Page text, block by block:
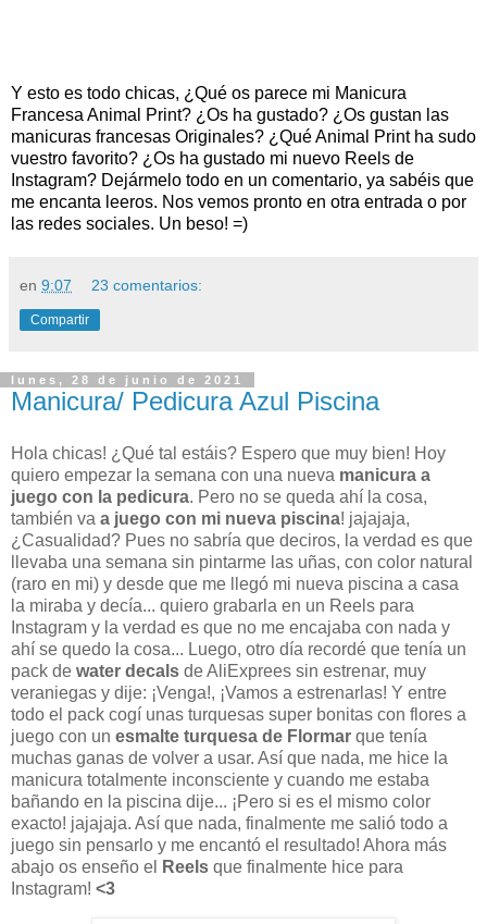
Y esto es todo chicas, ¿Qué os parece mi Manicura
Francesa Animal Print? ¿Os ha gustado? ¿Os gustan las
manicuras francesas Originales? ¿Qué Animal Print ha sudo
vuestro favorito? ¿Os ha gustado mi nuevo Reels de
Instagram? Dejármelo todo en un comentario, ya sabéis que
me encanta leeros. Nos vemos pronto en otra entrada o por
las redes sociales. Un beso! =)
en 9:07 23 comentarios:
Compartir
lunes, 28 de junio de 2021
Manicura/ Pedicura Azul Piscina
Hola chicas! ¿Qué tal estáis? Espero que muy bien! Hoy
quiero empezar la semana con una nueva manicura a
juego con la pedicura. Pero no se queda ahí la cosa,
también va a juego con mi nueva piscina! jajajaja,
¿Casualidad? Pues no sabría que deciros, la verdad es que
llevaba una semana sin pintarme las uñas, con color natural
(raro en mi) y desde que me llegó mi nueva piscina a casa
la miraba y decía... quiero grabarla en un Reels para
Instagram y la verdad es que no me encajaba con nada y
ahí se quedo la cosa... Luego, otro día recordé que tenía un
pack de water decals de AliExprees sin estrenar, muy
veraniegas y dije: ¡Venga!, ¡Vamos a estrenarlas! Y entre
todo el pack cogí unas turquesas super bonitas con flores a
juego con un esmalte turquesa de Flormar que tenía
muchas ganas de volver a usar. Así que nada, me hice la
manicura totalmente inconsciente y cuando me estaba
bañando en la piscina dije... ¡Pero si es el mismo color
exacto! jajajaja. Así que nada, finalmente me salió todo a
juego sin pensarlo y me encantó el resultado! Ahora más
abajo os enseño el
Reels que finalmente hice para
Instagram! <3